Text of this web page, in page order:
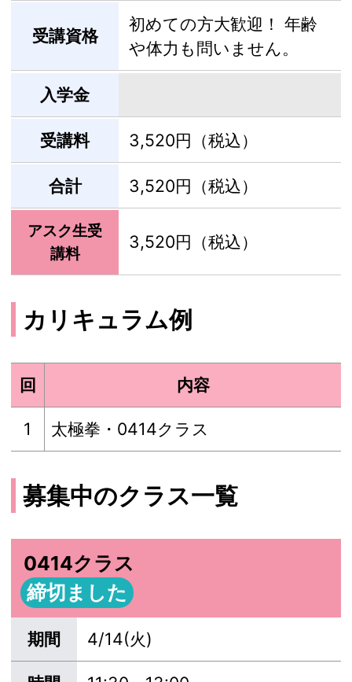
受講資格
初めての方大歓迎！ 年齢
や体力も問いません。
入学金
受講料 3,520円（税込）
合計 3,520円（税込）
アスク生受
講料
3,520円（税込）
カリキュラム例
回 内容
1 太極拳・0414クラス
募集中のクラス一覧
0414クラス
締切ました
期間 4/14(火)